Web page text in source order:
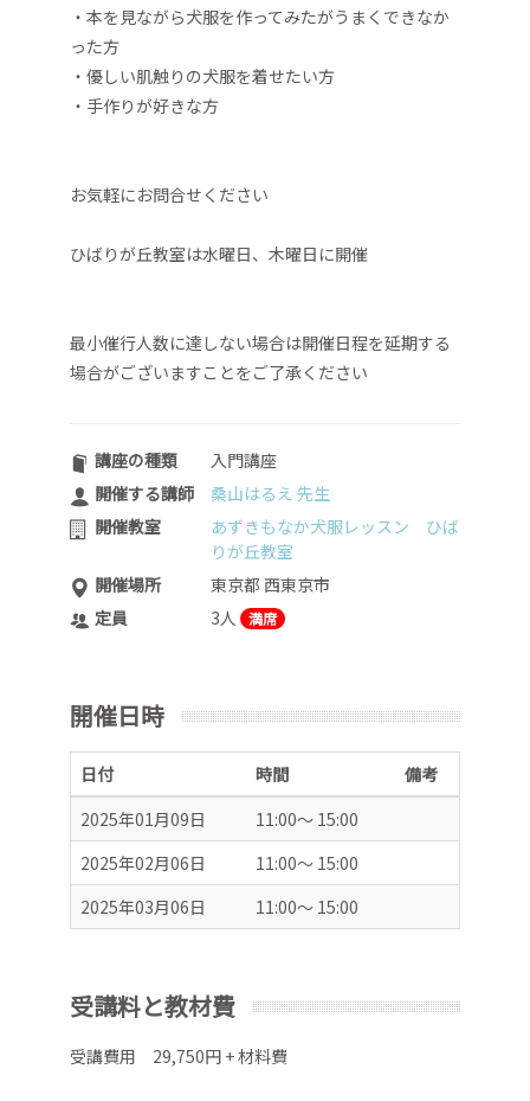
・本を見ながら犬服を作ってみたがうまくできなか
った方
・優しい肌触りの犬服を着せたい方
​・手作りが好きな方
お気軽にお問合せください
ひばりが丘教室は水曜日、木曜日に開催
最小催行人数に達しない場合は開催日程を延期する
場合がございますことをご了承ください
講座の種類
入門講座
開催する講師
桑山はるえ 先生
開催教室
あずきもなか犬服レッスン ひば
りが丘教室
開催場所
東京都 西東京市
定員
3人 満席
開催日時
日付 時間
備考
2025年01月09日
11:00～ 15:00
2025年02月06日
11:00～ 15:00
2025年03月06日
11:00～ 15:00
受講料と教材費
受講費用 29,750円 + 材料費